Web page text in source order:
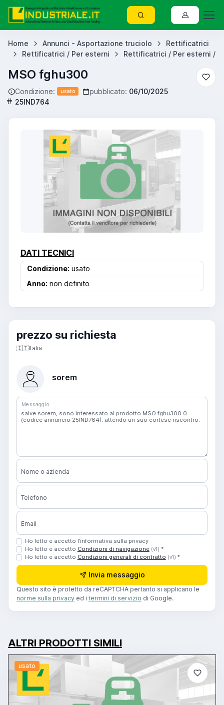
Home Annunci - Asportazione truciolo
Rettificatrici
Rettificatrici / Per esterni
Rettificatrici / Per esterni /
MSO fghu300
Condizione: usato pubblicato: 06/10/2025
25IND764
DATI TECNICI
Condizione: usato
Anno: non definito
prezzo su richiesta
🇮🇹Italia
sorem
Messaggio
Nome o azienda
Telefono
Email
Ho letto e accetto l’informativa sulla privacy
Ho letto e accetto Condizioni di navigazione (v1) *
Ho letto e accetto Condizioni generali di contratto (v1) *
Invia messaggio
Questo sito è protetto da reCAPTCHA pertanto si applicano le
norme sulla privacy ed i termini di servizio di Google.
ALTRI PRODOTTI SIMILI
usato